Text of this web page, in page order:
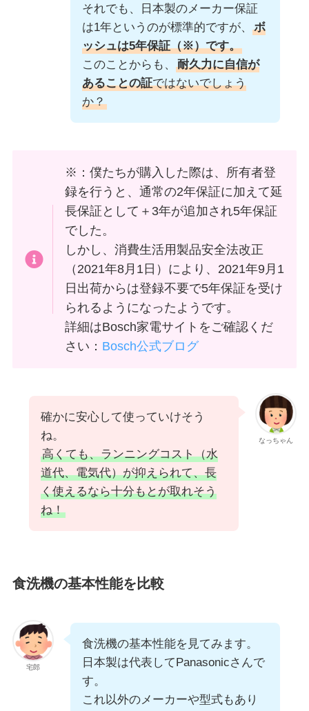
それでも、日本製のメーカー保証
は1年というのが標準的ですが、
ボ
ッシュは5年保証（※）です。
このことからも、
耐久力に自信が
あることの証ではないでしょう
か？
※：僕たちが購入した際は、所有者登
録を行うと、通常の2年保証に加えて延
長保証として＋3年が追加され5年保証
でした。
しかし、消費生活用製品安全法改正
（2021年8月1日）により、2021年9月1
日出荷からは登録不要で5年保証を受け
られるようになったようです。
詳細はBosch家電サイトをご確認くだ
さい： Bosch公式ブログ
なっちゃん
確かに安心して使っていけそう
ね。
高くても、ランニングコスト（水
道代、電気代）が抑えられて、長
く使えるなら十分もとが取れそう
ね！
食洗機の基本性能を比較
宅郎
食洗機の基本性能を見てみます。
日本製は代表してPanasonicさんで
す。
これ以外のメーカーや型式もあり